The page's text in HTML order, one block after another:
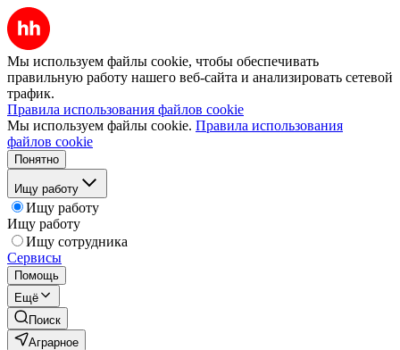
Мы используем файлы cookie, чтобы обеспечивать
правильную работу нашего веб-сайта и анализировать сетевой
трафик.
Правила использования файлов cookie
Мы используем файлы cookie. Правила использования
файлов cookie
Понятно
Ищу работу
Ищу работу
Ищу работу
Ищу сотрудника
Сервисы
Помощь
Ещё
Поиск
Аграрное